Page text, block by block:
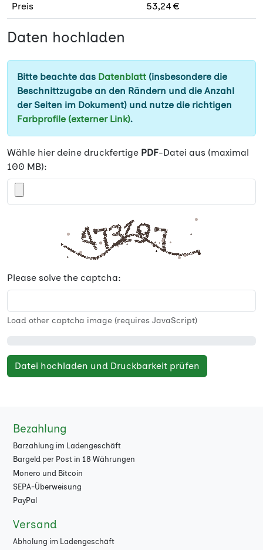
Preis 53,24 €
Daten hochladen
Bitte beachte das Datenblatt (insbesondere die
Beschnittzugabe an den Rändern und die Anzahl
der Seiten im Dokument) und nutze die richtigen
Farbprofile (externer Link).
Wähle hier deine druckfertige PDF-Datei aus (maximal
100 MB):
Please solve the captcha:
Load other captcha image (requires JavaScript)
Datei hochladen und Druckbarkeit prüfen
Bezahlung
Barzahlung im Ladengeschäft
Bargeld per Post in 18 Währungen
Monero und Bitcoin
SEPA-Überweisung
PayPal
Versand
Abholung im Ladengeschäft